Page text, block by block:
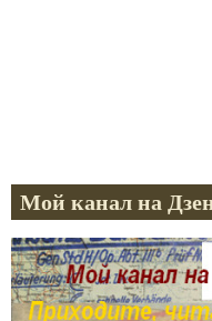
Мой канал на